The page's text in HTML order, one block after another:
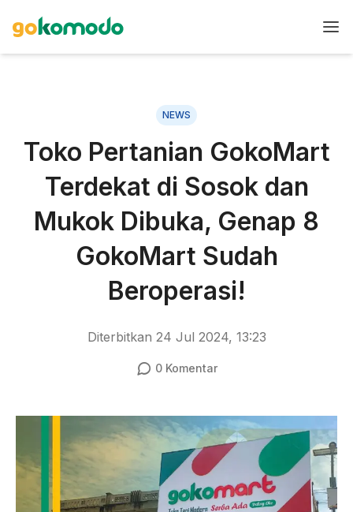
NEWS
Toko Pertanian GokoMart
Terdekat di Sosok dan
Mukok Dibuka, Genap 8
GokoMart Sudah
Beroperasi!
Diterbitkan 24 Jul 2024, 13:23
0Komentar